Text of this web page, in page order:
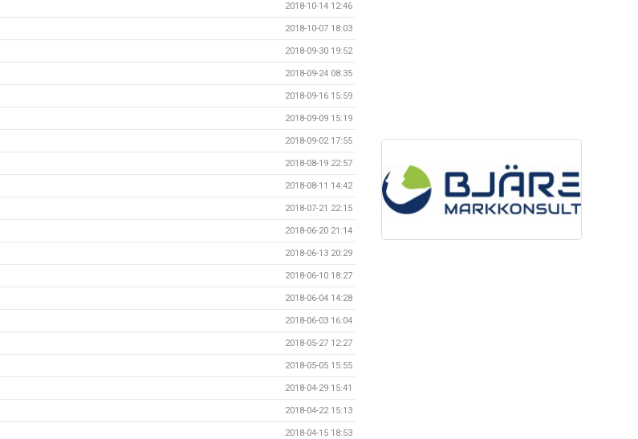
2018-10-14 12:46
2018-10-07 18:03
2018-09-30 19:52
2018-09-24 08:35
2018-09-16 15:59
2018-09-09 15:19
2018-09-02 17:55
2018-08-19 22:57
2018-08-11 14:42
2018-07-21 22:15
2018-06-20 21:14
2018-06-13 20:29
2018-06-10 18:27
2018-06-04 14:28
2018-06-03 16:04
2018-05-27 12:27
2018-05-05 15:55
2018-04-29 15:41
2018-04-22 15:13
2018-04-15 18:53